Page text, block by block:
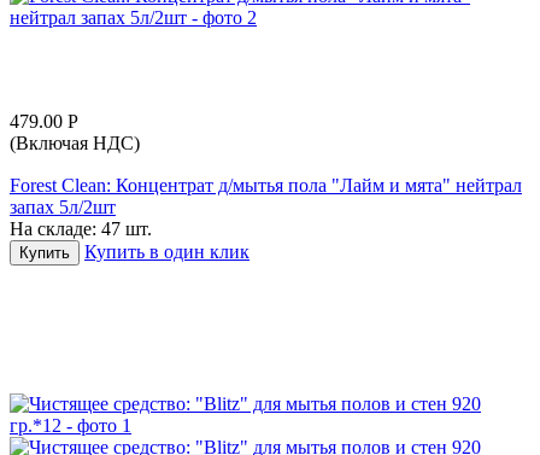
479.00 Р
(Включая НДС)
Forest Clean: Концентрат д/мытья пола "Лайм и мята" нейтрал
запах 5л/2шт
На складе: 47 шт.
Купить Купить в один клик